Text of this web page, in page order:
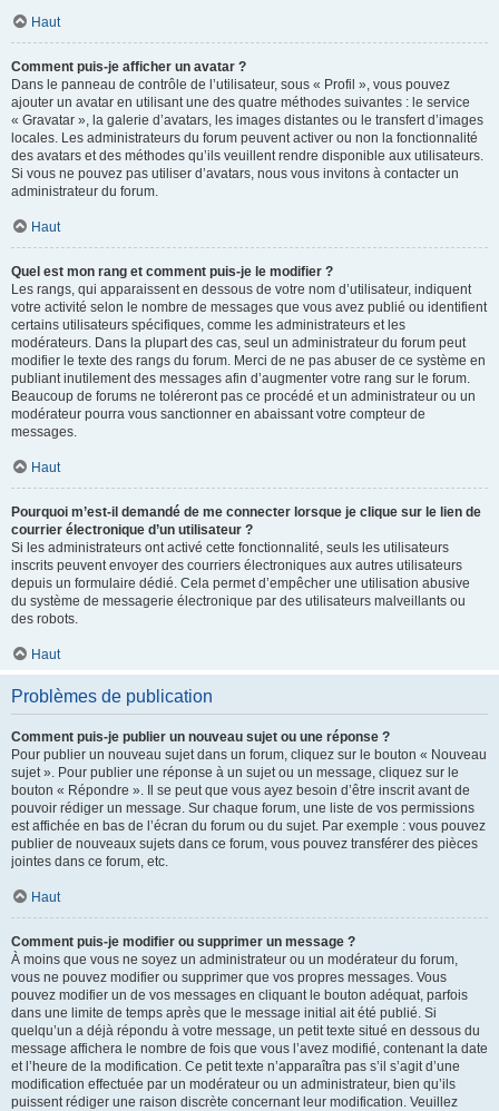
Haut
Comment puis-je afficher un avatar ?
Dans le panneau de contrôle de l’utilisateur, sous « Profil », vous pouvez
ajouter un avatar en utilisant une des quatre méthodes suivantes : le service
« Gravatar », la galerie d’avatars, les images distantes ou le transfert d’images
locales. Les administrateurs du forum peuvent activer ou non la fonctionnalité
des avatars et des méthodes qu’ils veuillent rendre disponible aux utilisateurs.
Si vous ne pouvez pas utiliser d’avatars, nous vous invitons à contacter un
administrateur du forum.
Haut
Quel est mon rang et comment puis-je le modifier ?
Les rangs, qui apparaissent en dessous de votre nom d’utilisateur, indiquent
votre activité selon le nombre de messages que vous avez publié ou identifient
certains utilisateurs spécifiques, comme les administrateurs et les
modérateurs. Dans la plupart des cas, seul un administrateur du forum peut
modifier le texte des rangs du forum. Merci de ne pas abuser de ce système en
publiant inutilement des messages afin d’augmenter votre rang sur le forum.
Beaucoup de forums ne toléreront pas ce procédé et un administrateur ou un
modérateur pourra vous sanctionner en abaissant votre compteur de
messages.
Haut
Pourquoi m’est-il demandé de me connecter lorsque je clique sur le lien de
courrier électronique d’un utilisateur ?
Si les administrateurs ont activé cette fonctionnalité, seuls les utilisateurs
inscrits peuvent envoyer des courriers électroniques aux autres utilisateurs
depuis un formulaire dédié. Cela permet d’empêcher une utilisation abusive
du système de messagerie électronique par des utilisateurs malveillants ou
des robots.
Haut
Problèmes de publication
Comment puis-je publier un nouveau sujet ou une réponse ?
Pour publier un nouveau sujet dans un forum, cliquez sur le bouton « Nouveau
sujet ». Pour publier une réponse à un sujet ou un message, cliquez sur le
bouton « Répondre ». Il se peut que vous ayez besoin d’être inscrit avant de
pouvoir rédiger un message. Sur chaque forum, une liste de vos permissions
est affichée en bas de l’écran du forum ou du sujet. Par exemple : vous pouvez
publier de nouveaux sujets dans ce forum, vous pouvez transférer des pièces
jointes dans ce forum, etc.
Haut
Comment puis-je modifier ou supprimer un message ?
À moins que vous ne soyez un administrateur ou un modérateur du forum,
vous ne pouvez modifier ou supprimer que vos propres messages. Vous
pouvez modifier un de vos messages en cliquant le bouton adéquat, parfois
dans une limite de temps après que le message initial ait été publié. Si
quelqu’un a déjà répondu à votre message, un petit texte situé en dessous du
message affichera le nombre de fois que vous l’avez modifié, contenant la date
et l’heure de la modification. Ce petit texte n’apparaîtra pas s’il s’agit d’une
modification effectuée par un modérateur ou un administrateur, bien qu’ils
puissent rédiger une raison discrète concernant leur modification. Veuillez